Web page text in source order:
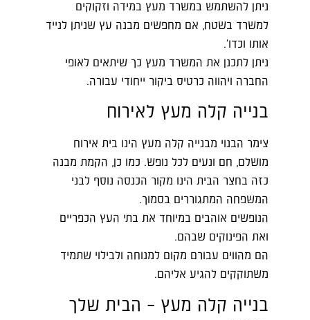
ניתן להשתמש במשרד מעץ במידה וזקוקים
למשרד בשטח, אם מחפשים מבנה עץ שניתן לנייד
אותו וכדו'.
ניתן לתכנן את המשרד מעץ כך שיתאים לאופי
החברה ויהווה כרטיס ביקור ייחודי עבורה.
בנייה קלה מעץ לאירוח
צימר הבנוי מבנייה קלה מעץ הינו בית אירוח
מושלם, חם ונעים לכל נופש. כמו כן, הקמת מבנה
כזה בחצר הבית הינו מקור הכנסה נוסף לבני
המשפחה המתגוררים בסמוך.
הנופשים אוהבים במיוחד את בתי העץ הכפריים
ואת הפינוקים שבהם.
הם מהווים עבורם מקום למנוחה ולבילוי שתמיד
משתוקקים להגיע אליהם.
בנייה קלה מעץ – הבית שלך